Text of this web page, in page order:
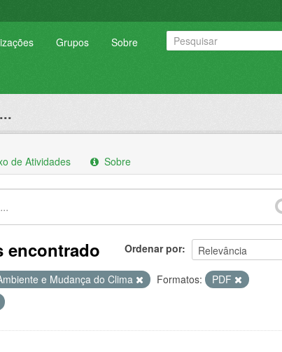
Grupos Sobre
de Atividades Sobre
Ordenar por
encontrado
e Mudança do Clima Formatos:
PDF